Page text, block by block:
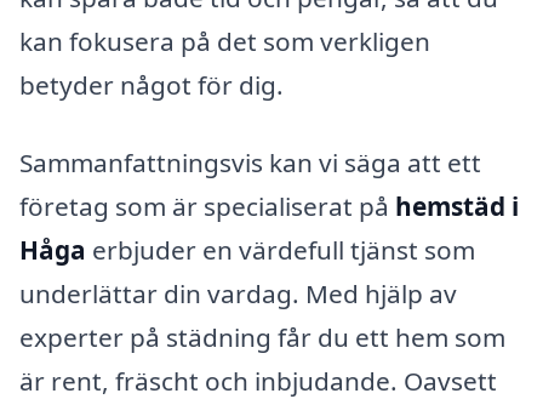
kan fokusera på det som verkligen
betyder något för dig.
Sammanfattningsvis kan vi säga att ett
företag som är specialiserat på hemstäd i
Håga erbjuder en värdefull tjänst som
underlättar din vardag. Med hjälp av
experter på städning får du ett hem som
är rent, fräscht och inbjudande. Oavsett